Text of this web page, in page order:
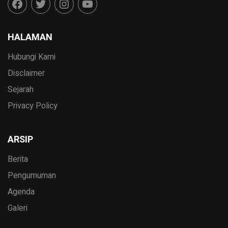
HALAMAN
Hubungi Kami
Disclaimer
Sejarah
Privacy Policy
ARSIP
Berita
Pengumuman
Agenda
Galeri